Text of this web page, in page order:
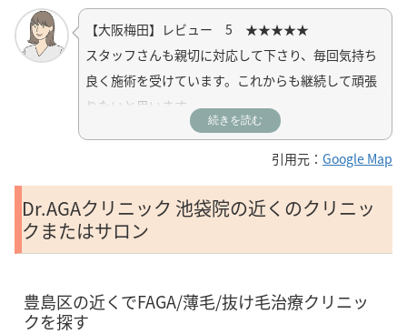
【大阪梅田】レビュー 5 ★★★★★
スタッフさんも親切に対応して下さり、毎回気持ち
良く施術を受けています。これからも継続して頑張
りたいと思います。
続きを読む
引用元： Google Map
Dr.AGAクリニック 池袋院の近くのクリニッ
クまたはサロン
豊島区の近くでFAGA/薄毛/抜け毛治療クリニッ
クを探す